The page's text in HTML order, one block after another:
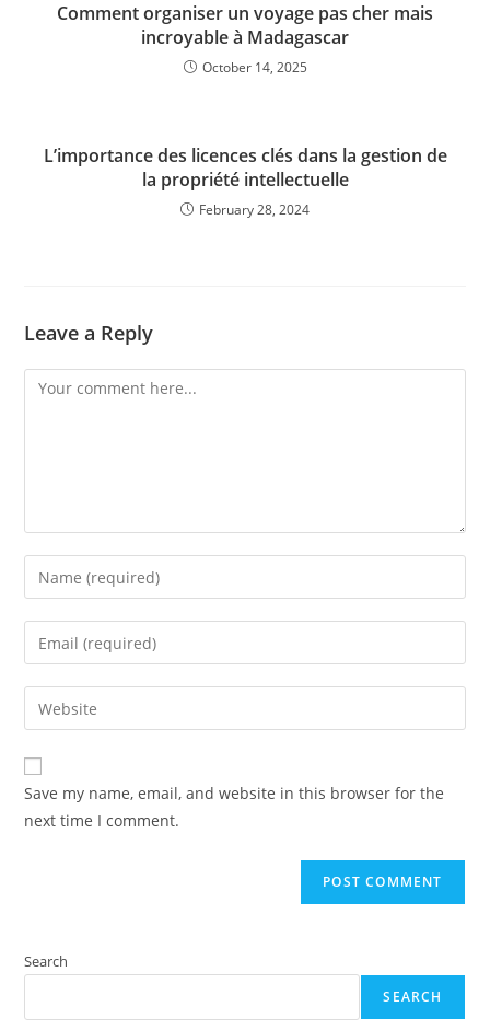
Comment organiser un voyage pas cher mais
incroyable à Madagascar
October 14, 2025
L’importance des licences clés dans la gestion de
la propriété intellectuelle
February 28, 2024
Leave a Reply
Comment
Enter
your
name
comment
Enter
your
email
address
comment
Enter
your
website
URL
(optional)
Save my name, email, and website in this browser for the
next time I comment.
Search
SEARCH